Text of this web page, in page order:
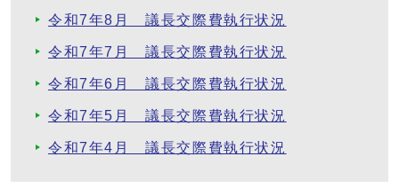
令和7年8月 議長交際費執行状況
令和7年7月 議長交際費執行状況
令和7年6月 議長交際費執行状況
令和7年5月 議長交際費執行状況
令和7年4月 議長交際費執行状況